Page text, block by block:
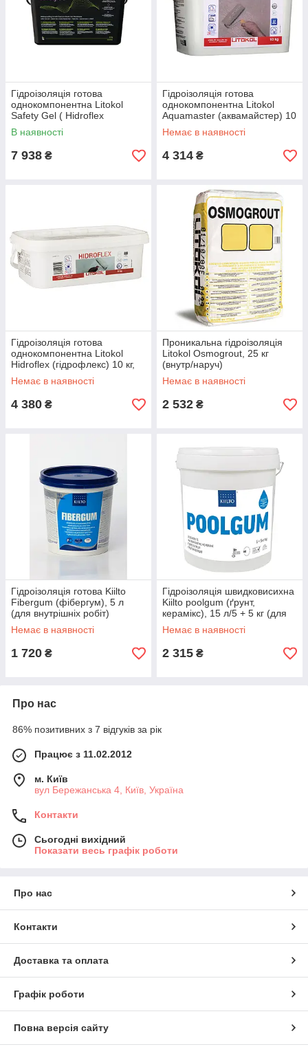
Гідроізоляція готова
однокомпонентна Litokol
Safety Gel ( Hidroflex
(гідрофлекс) 10 кг, (внутр/
зовн))
В наявності
7 938 ₴
Гідроізоляція готова
однокомпонентна Litokol
Aquamaster (аквамайстер) 10
кг, (внутр/назву)
Немає в наявності
4 314 ₴
Гідроізоляція готова
однокомпонентна Litokol
Hidroflex (гідрофлекс) 10 кг,
(внутр)
Немає в наявності
4 380 ₴
Проникальна гідроізоляція
Litokol Osmogrout, 25 кг
(внутр/наруч)
Немає в наявності
2 532 ₴
Гідроізоляція готова Kiilto
Fibergum (фібергум), 5 л
(для внутрішніх робіт)
Немає в наявності
1 720 ₴
Гідроізоляція швидковисихна
Kiilto poolgum (ґрунт,
керамікс), 15 л/5 + 5 кг (для
зовнішніх робіт)
Немає в наявності
2 315 ₴
Про нас
86% позитивних з 7 відгуків за рік
Працює з 11.02.2012
м. Київ
вул Бережанська 4, Київ, Україна
Контакти
Сьогодні вихідний
Показати весь графік роботи
Про нас
Контакти
Доставка та оплата
Графік роботи
Повна версія сайту